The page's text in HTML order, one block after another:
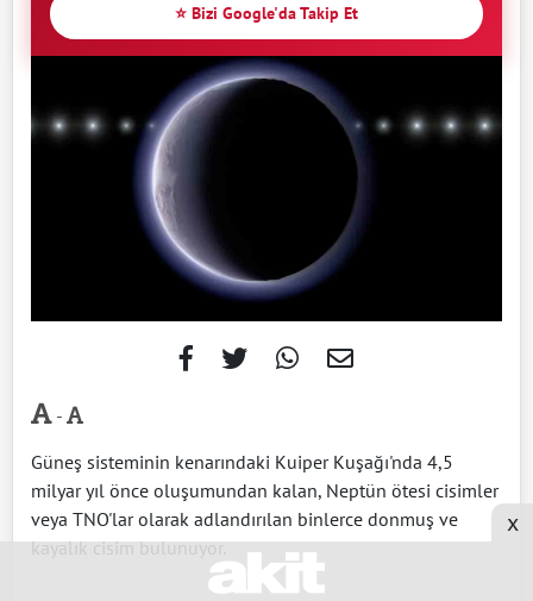
⭐ Bizi Google'da Takip Et
-
Güneş sisteminin kenarındaki Kuiper Kuşağı'nda 4,5
milyar yıl önce oluşumundan kalan, Neptün ötesi cisimler
veya TNO'lar olarak adlandırılan binlerce donmuş ve
kayalık cisim bulunuyor.
x